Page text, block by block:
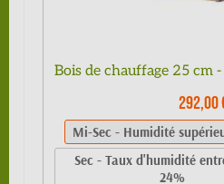
Bois de chauffage 25 cm
292,00
Mi-Sec - Humidité
Sec - Taux d'humidité
24%